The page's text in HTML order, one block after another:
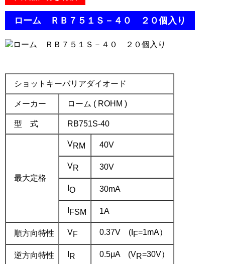
ローム ＲＢ７５１Ｓ－４０ ２０個入り
.
ショットキーバリアダイオード
メーカー ローム ( ROHM )
型 式 RB751S-40
最大定格
VRM 40V
VR 30V
O 30mA
FSM 1A
順方向特性 VF 0.37V (I F=1mA）
逆方向特性 R 0.5μA (VR=30V）